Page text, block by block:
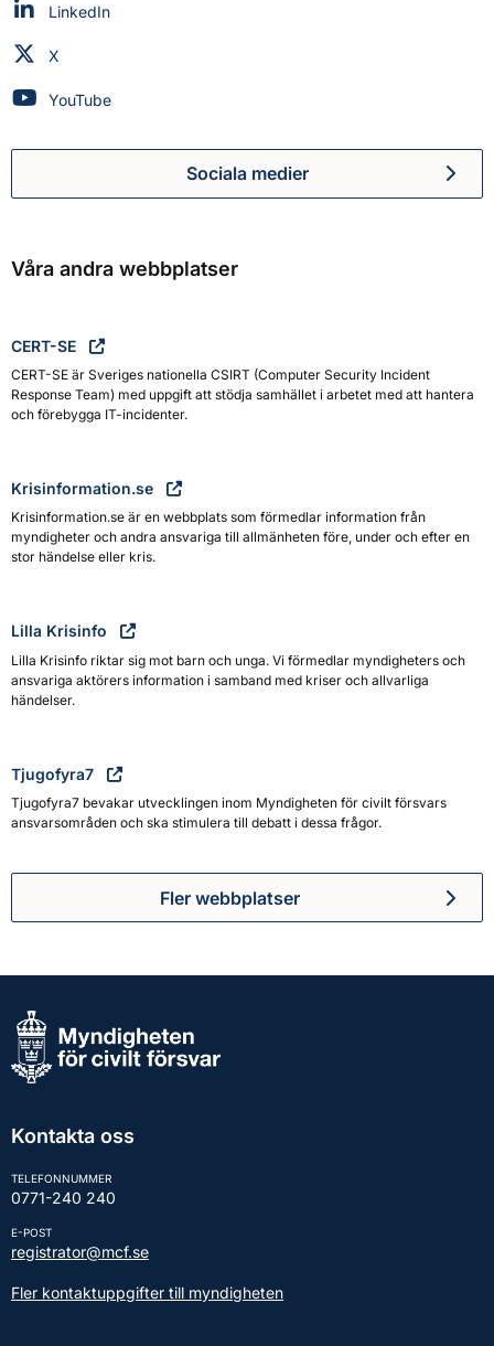
Myndigheten för civilt försvar på
LinkedIn
Myndigheten för civilt försvar på
X
Myndigheten för civilt försvar på
YouTube
Myndigheten för civilt
Sociala medier
Våra andra webbplatser
CERT-SE
CERT-SE är Sveriges nationella CSIRT (Computer Security Incident
Response Team) med uppgift att stödja samhället i arbetet med att hantera
och förebygga IT-incidenter.
Krisinformation.se
Krisinformation.se är en webbplats som förmedlar information från
myndigheter och andra ansvariga till allmänheten före, under och efter en
stor händelse eller kris.
Lilla Krisinfo
Lilla Krisinfo riktar sig mot barn och unga. Vi förmedlar myndigheters och
ansvariga aktörers information i samband med kriser och allvarliga
händelser.
Tjugofyra7
Tjugofyra7 bevakar utvecklingen inom Myndigheten för civilt försvars
ansvarsområden och ska stimulera till debatt i dessa frågor.
Fler webbplatser
Kontakta oss
TELEFONNUMMER
0771-240 240
E-POST
registrator@mcf.se
Fler kontaktuppgifter till myndigheten